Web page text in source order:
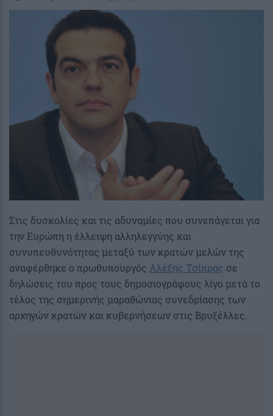
Στις δυσκολίες και τις αδυναμίες που συνεπάγεται για
την Ευρώπη η έλλειψη αλληλεγγύης και
συνυπευθυνότητας μεταξύ των κρατών μελών της
αναφέρθηκε ο πρωθυπουργός Αλέξης Τσίπρας σε
δηλώσεις του προς τους δημοσιογράφους λίγο μετά το
τέλος της σημερινής μαραθώνιας συνεδρίασης των
αρχηγών κρατών και κυβερνήσεων στις Βρυξέλλες.